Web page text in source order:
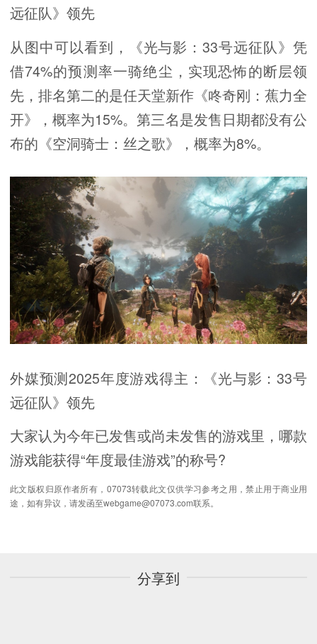
远征队》领先
从图中可以看到，《光与影：33号远征队》凭
借74%的预测率一骑绝尘，实现恐怖的断层领
先，排名第二的是任天堂新作《咚奇刚：蕉力全
开》，概率为15%。第三名是发售日期都没有公
布的《空洞骑士：丝之歌》，概率为8%。
外媒预测2025年度游戏得主：《光与影：33号
远征队》领先
大家认为今年已发售或尚未发售的游戏里，哪款
游戏能获得“年度最佳游戏”的称号?
此文版权归原作者所有，07073转载此文仅供学习参考之用，禁止用于商业用
途，如有异议，请发函至webgame@07073.com联系。
分享到